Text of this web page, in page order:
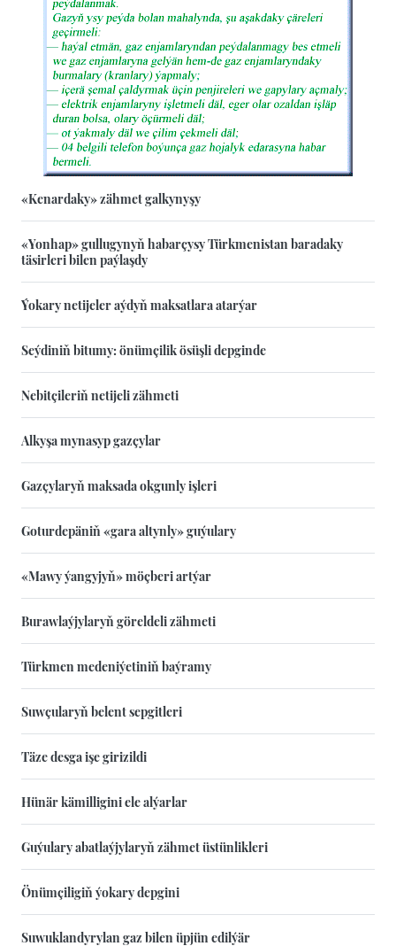
«Kenardaky» zähmet galkynyşy
«Yonhap» gullugynyň habarçysy Türkmenistan baradaky
täsirleri bilen paýlaşdy
Ýokary netijeler aýdyň maksatlara atarýar
Seýdiniň bitumy: önümçilik ösüşli depginde
Nebitçileriň netijeli zähmeti
Alkyşa mynasyp gazçylar
Gazçylaryň maksada okgunly işleri
Goturdepäniň «gara altynly» guýulary
«Mawy ýangyjyň» möçberi artýar
Burawlaýjylaryň göreldeli zähmeti
Türkmen medeniýetiniň baýramy
Suwçularyň belent sepgitleri
Täze desga işe girizildi
Hünär kämilligini ele alýarlar
Guýulary abatlaýjylaryň zähmet üstünlikleri
Önümçiligiň ýokary depgini
Suwuklandyrylan gaz bilen üpjün edilýär